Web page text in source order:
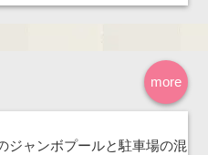
more
ジャンボプールと駐車場の混